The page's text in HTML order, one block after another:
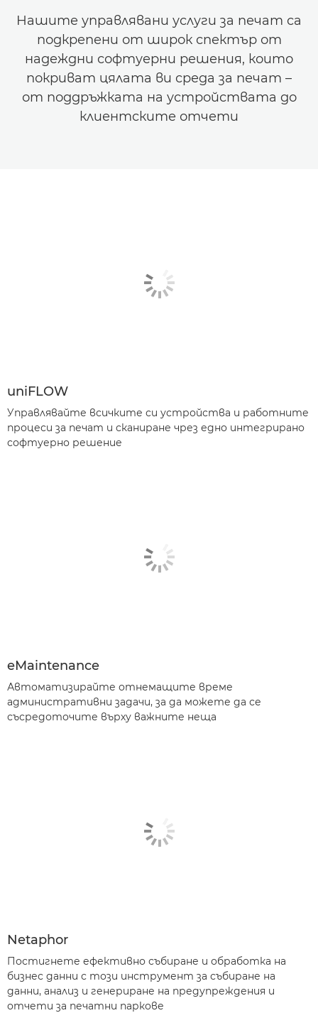
Нашите управлявани услуги за печат са
подкрепени от широк спектър от
надеждни софтуерни решения, които
покриват цялата ви среда за печат –
от поддръжката на устройствата до
клиентските отчети
uniFLOW
Управлявайте всичките си устройства и работните
процеси за печат и сканиране чрез едно интегрирано
софтуерно решение
eMaintenance
Автоматизирайте отнемащите време
административни задачи, за да можете да се
съсредоточите върху важните неща
Netaphor
Постигнете ефективно събиране и обработка на
бизнес данни с този инструмент за събиране на
данни, анализ и генериране на предупреждения и
отчети за печатни паркове